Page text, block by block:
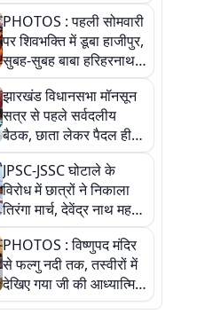
श्रद्धालु, जानिए इनकी
खासियत
PHOTOS : पहली सोमवारी
पर शिवभक्ति में डूबा हाजीपुर,
सुबह-सुबह बाबा हरिहरनाथ
मंदिर पहुंचे तेजस्वी, 10
तस्वीरों में देखें नजारा
झारखंड विधानसभा मॉनसून
सत्र से पहले सर्वदलीय
बैठक, छाता लेकर पैदल ही
सत्ता पक्ष की मीटिंग में पहुंचे
सीएम, देखें तस्वीरें
JPSC-JSSC घोटाले के
विरोध में छात्रों ने निकाला
तिरंगा मार्च, देवेंद्र नाथ महतो
ने किया जल ग्रहण, देखें
तस्वीरें
PHOTOS : विष्णुपद मंदिर
से फल्गु नदी तक, तस्वीरों में
देखिए गया जी की आध्यात्मिक
पहचान